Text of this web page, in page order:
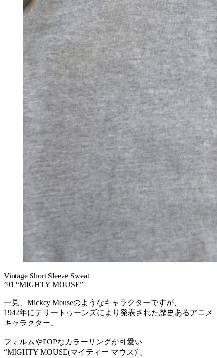
Vintage Short Sleeve Sweat
’91 “MIGHTY MOUSE”
一見、Mickey Mouseのようなキャラクターですが、
1942年にテリートゥーンズにより発表された歴史あるアニメ
キャラクター。
フォルムやPOPなカラーリングが可愛い
“MIGHTY MOUSE(マイティー マウス)”。